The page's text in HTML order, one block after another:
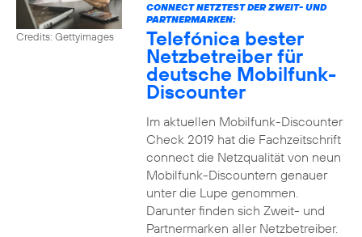
Credits: Gettyimages
CONNECT NETZTEST DER ZWEIT- UND
PARTNERMARKEN:
Telefónica bester
Netzbetreiber für
deutsche Mobilfunk-
Discounter
Im aktuellen Mobilfunk-Discounter
Check 2019 hat die Fachzeitschrift
connect die Netzqualität von neun
Mobilfunk-Discountern genauer
unter die Lupe genommen.
Darunter finden sich Zweit- und
Partnermarken aller Netzbetreiber.